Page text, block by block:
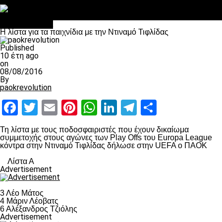
Η λίστα για τα παιχνίδια με την Ντιναμό Τιφλίδας
Published
10 έτη ago
on
08/08/2016
By
paokrevolution
Facebook
Twitter
EmailPinterest
WhatsApp
LinkedIn
Telegram
Τη λίστα με τους ποδοσφαιριστές που έχουν δικαίωμα
συμμετοχής στους αγώνες των Play Offs του Europa League
κόντρα στην Ντιναμό Τιφλίδας δήλωσε στην UEFA ο ΠΑΟΚ
Λίστα Α
Advertisement
3 Λέο Μάτος
4 Μάριν Λέοβατς
6 Αλέξανδρος Τζιόλης
Advertisement